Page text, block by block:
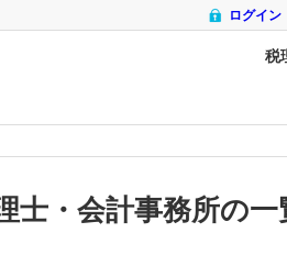
ログイン
税
士・会計事務所の一